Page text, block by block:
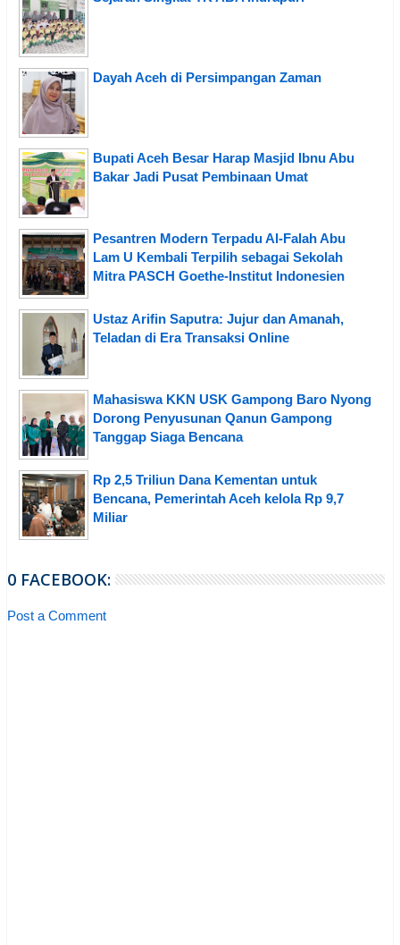
Dayah Aceh di Persimpangan Zaman
Bupati Aceh Besar Harap Masjid Ibnu Abu
Bakar Jadi Pusat Pembinaan Umat
Pesantren Modern Terpadu Al-Falah Abu
Lam U Kembali Terpilih sebagai Sekolah
Mitra PASCH Goethe-Institut Indonesien
Ustaz Arifin Saputra: Jujur dan Amanah,
Teladan di Era Transaksi Online
Mahasiswa KKN USK Gampong Baro Nyong
Dorong Penyusunan Qanun Gampong
Tanggap Siaga Bencana
Rp 2,5 Triliun Dana Kementan untuk
Bencana, Pemerintah Aceh kelola Rp 9,7
Miliar
0 FACEBOOK:
Post a Comment